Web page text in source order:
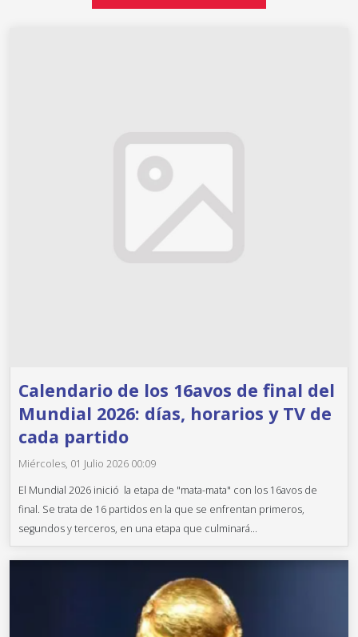
Calendario de los 16avos de final del
Mundial 2026: días, horarios y TV de
cada partido
Miércoles, 01 Julio 2026 00:09
El Mundial 2026 inició la etapa de "mata-mata" con los 16avos de
final. Se trata de 16 partidos en la que se enfrentan primeros,
segundos y terceros, en una etapa que culminará...